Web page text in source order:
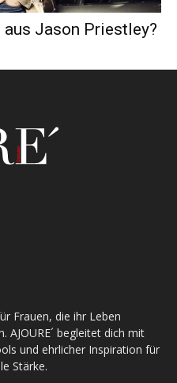
Jason Priestley?
Frauen, die ihr Leben
begleitet dich mit
und ehrlicher Inspiration für
Stärke.